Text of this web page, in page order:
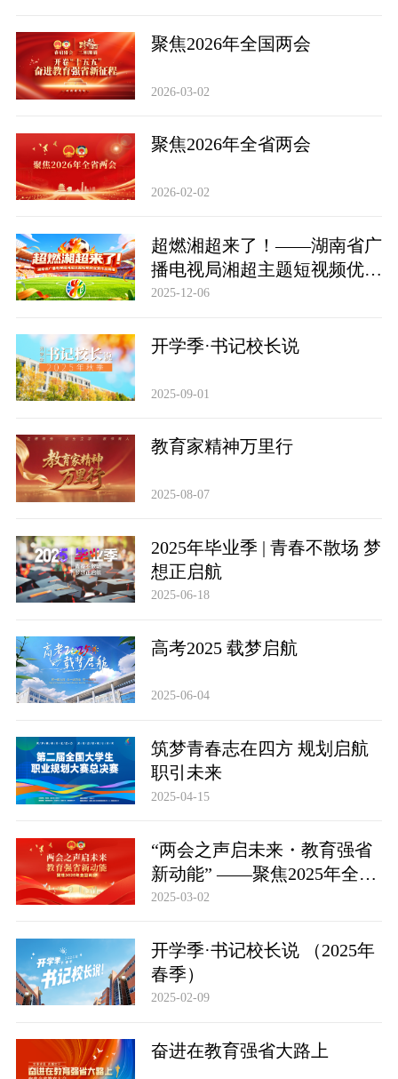
聚焦2026年全国两会
2026-03-02
聚焦2026年全省两会
2026-02-02
超燃湘超来了！——湖南省广
播电视局湘超主题短视频优秀
作品展播
2025-12-06
开学季·书记校长说
2025-09-01
教育家精神万里行
2025-08-07
2025年毕业季 | 青春不散场 梦
想正启航
2025-06-18
高考2025 载梦启航
2025-06-04
筑梦青春志在四方 规划启航
职引未来
2025-04-15
“两会之声启未来・教育强省
新动能” ——聚焦2025年全国
两会
2025-03-02
开学季·书记校长说 （2025年
春季）
2025-02-09
奋进在教育强省大路上